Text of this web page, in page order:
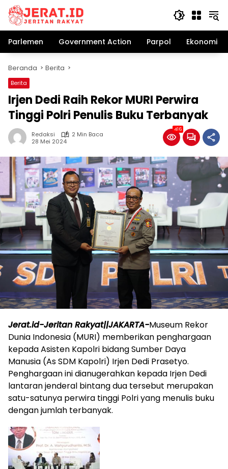
Langsung
konten
Parlemen
Government Action Parpol Ekonomi
Beranda Berita
Berita
Irjen Dedi Raih Rekor MURI Perwira
Tinggi Polri Penulis Buku Terbanyak
Redaksi
2 Min Baca
28 Mei 2024
416
Jerat.id-Jeritan Rakyat||JAKARTA-Museum Rekor
Dunia Indonesia (MURI) memberikan penghargaan
kepada Asisten Kapolri bidang Sumber Daya
Manusia (As SDM Kapolri) Irjen Dedi Prasetyo.
Penghargaan ini dianugerahkan kepada Irjen Dedi
lantaran jenderal bintang dua tersebut merupakan
satu-satunya perwira tinggi Polri yang menulis buku
dengan jumlah terbanyak.